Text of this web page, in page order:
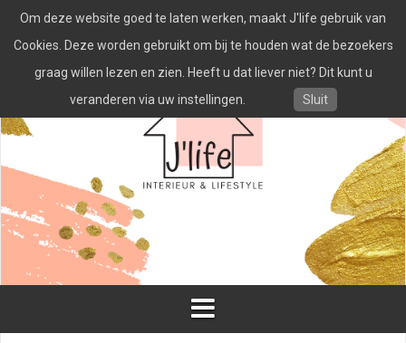
naar
inhoud
Om deze website goed te laten werken, maakt J'life gebruik van
Cookies. Deze worden gebruikt om bij te houden wat de bezoekers
graag willen lezen en zien. Heeft u dat liever niet? Dit kunt u
veranderen via uw instellingen.
Sluit